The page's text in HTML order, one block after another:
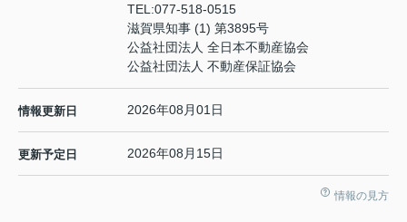
TEL:077-518-0515
滋賀県知事 (1) 第3895号
公益社団法人 全日本不動産協会
公益社団法人 不動産保証協会
情報更新日 2026年08月01日
更新予定日 2026年08月15日
情報の見方